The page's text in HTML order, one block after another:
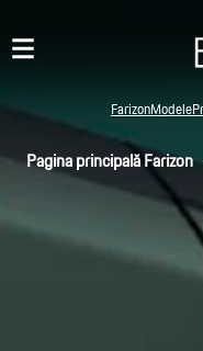
FarizonModele
Pagina principală Farizon